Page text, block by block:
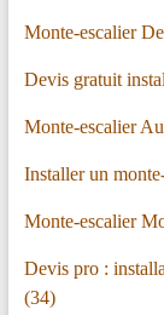
Monte-escalier
Devis gratuit
Monte-escalier
Installer un
Monte-escalier
Devis pro :
(34)